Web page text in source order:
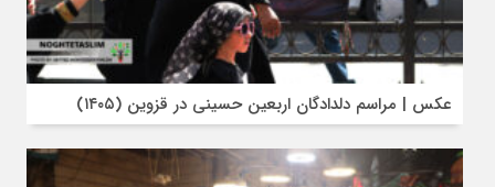
عکس | مراسم دلدادگان اربعین حسینی در قزوین (۱۴۰۵)